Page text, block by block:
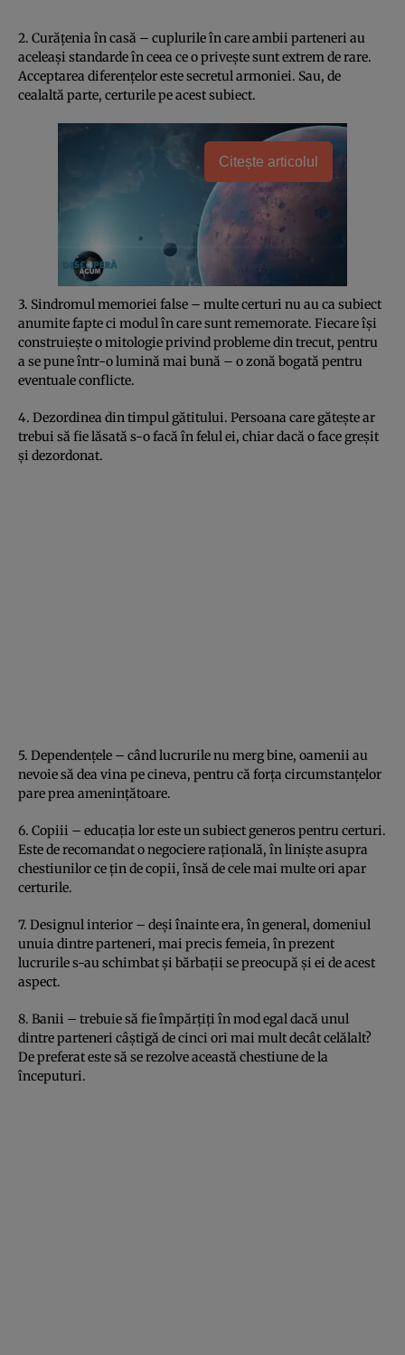
2. Curăţenia în casă – cuplurile în care ambii parteneri au
aceleaşi standarde în ceea ce o priveşte sunt extrem de rare.
Acceptarea diferenţelor este secretul armoniei. Sau, de
cealaltă parte, certurile pe acest subiect.
Citește articolul
3. Sindromul memoriei false – multe certuri nu au ca subiect
anumite fapte ci modul în care sunt rememorate. Fiecare îşi
construieşte o mitologie privind probleme din trecut, pentru
a se pune într-o lumină mai bună – o zonă bogată pentru
eventuale conflicte.
4. Dezordinea din timpul gătitului. Persoana care găteşte ar
trebui să fie lăsată s-o facă în felul ei, chiar dacă o face greşit
şi dezordonat.
5. Dependenţele – când lucrurile nu merg bine, oamenii au
nevoie să dea vina pe cineva, pentru că forţa circumstanţelor
pare prea ameninţătoare.
6. Copiii – educaţia lor este un subiect generos pentru certuri.
Este de recomandat o negociere raţională, în linişte asupra
chestiunilor ce ţin de copii, însă de cele mai multe ori apar
certurile.
7. Designul interior – deşi înainte era, în general, domeniul
unuia dintre parteneri, mai precis femeia, în prezent
lucrurile s-au schimbat şi bărbaţii se preocupă şi ei de acest
aspect.
8. Banii – trebuie să fie împărţiţi în mod egal dacă unul
dintre parteneri câştigă de cinci ori mai mult decât celălalt?
De preferat este să se rezolve această chestiune de la
începuturi.